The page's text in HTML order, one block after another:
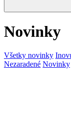
Novinky
Všetky novinky
Nezaradené Novinky